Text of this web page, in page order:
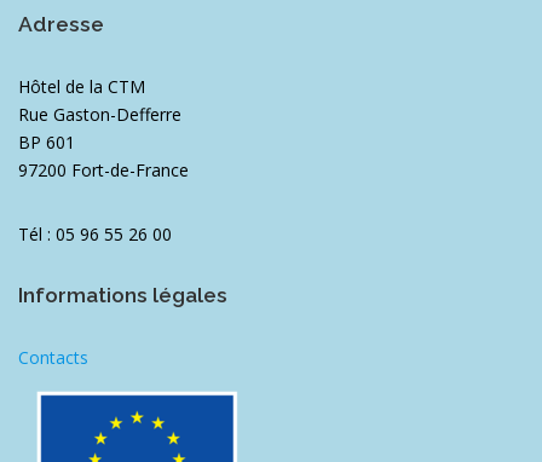
Adresse
Hôtel de la CTM
Rue Gaston-Defferre
BP 601
97200 Fort-de-France
Tél : 05 96 55 26 00
Informations légales
Contacts